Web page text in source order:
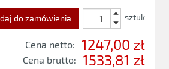
do zamówienia sztuk
Cena netto: 1247,00 zł
Cena brutto: 1533,81 zł